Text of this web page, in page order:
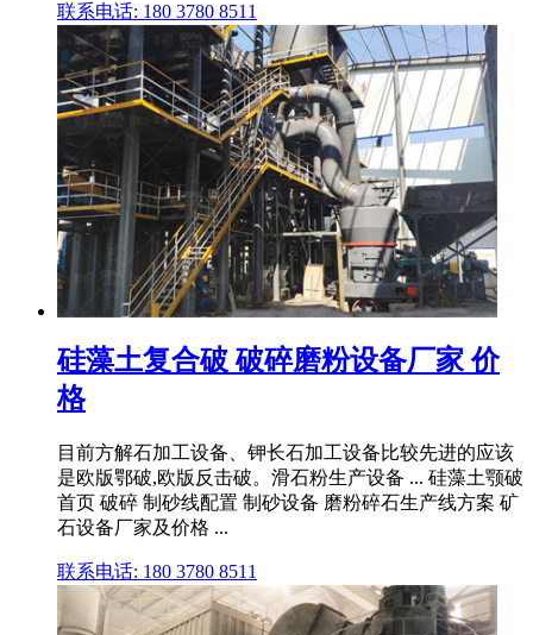
联系电话: 180 3780 8511
硅藻土复合破 破碎磨粉设备厂家 价
格
目前方解石加工设备、钾长石加工设备比较先进的应该
是欧版鄂破,欧版反击破。滑石粉生产设备 ... 硅藻土颚破
首页 破碎 制砂线配置 制砂设备 磨粉碎石生产线方案 矿
石设备厂家及价格 ...
联系电话: 180 3780 8511